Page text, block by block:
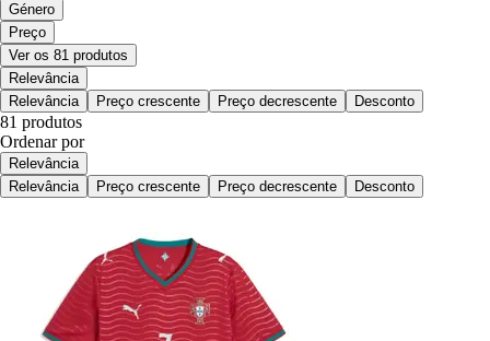
Género
Preço
Ver os 81 produtos
Relevância
Relevância
Preço crescente Preço decrescente Desconto
81 produtos
Ordenar por
Relevância
Relevância
Preço crescente Preço decrescente Desconto